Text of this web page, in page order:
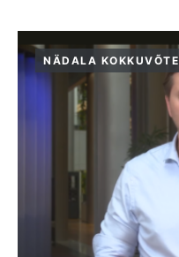
NÄDALA KOKKUVÕTE